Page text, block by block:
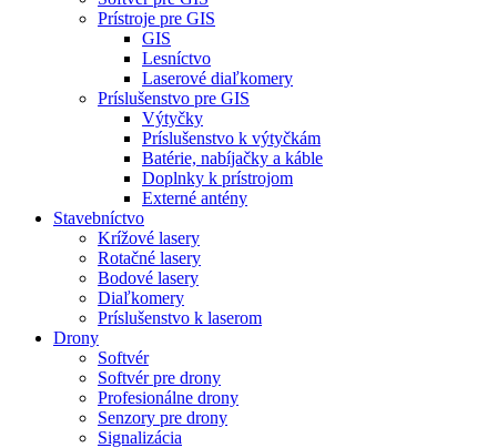
Prístroje pre GIS
GIS
Lesníctvo
Laserové diaľkomery
Príslušenstvo pre GIS
Výtyčky
Príslušenstvo k výtyčkám
Batérie, nabíjačky a káble
Doplnky k prístrojom
Externé antény
Stavebníctvo
Krížové lasery
Rotačné lasery
Bodové lasery
Diaľkomery
Príslušenstvo k laserom
Drony
Softvér
Softvér pre drony
Profesionálne drony
Senzory pre drony
Signalizácia